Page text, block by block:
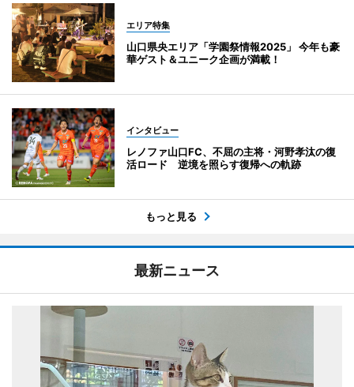
エリア特集
山口県央エリア「学園祭情報2025」 今年も豪
華ゲスト＆ユニーク企画が満載！
インタビュー
レノファ山口FC、不屈の主将・河野孝汰の復
活ロード 逆境を照らす復帰への軌跡
もっと見る
最新ニュース